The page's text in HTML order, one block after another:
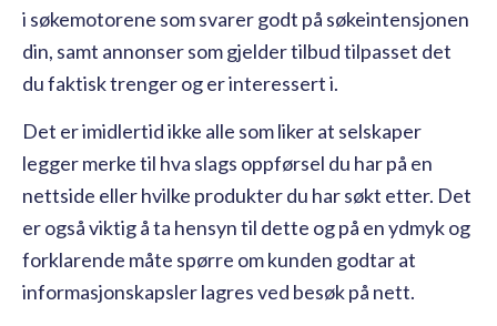
i søkemotorene som svarer godt på søkeintensjonen
din, samt annonser som gjelder tilbud tilpasset det
du faktisk trenger og er interessert i.
Det er imidlertid ikke alle som liker at selskaper
legger merke til hva slags oppførsel du har på en
nettside eller hvilke produkter du har søkt etter. Det
er også viktig å ta hensyn til dette og på en ydmyk og
forklarende måte spørre om kunden godtar at
informasjonskapsler lagres ved besøk på nett.